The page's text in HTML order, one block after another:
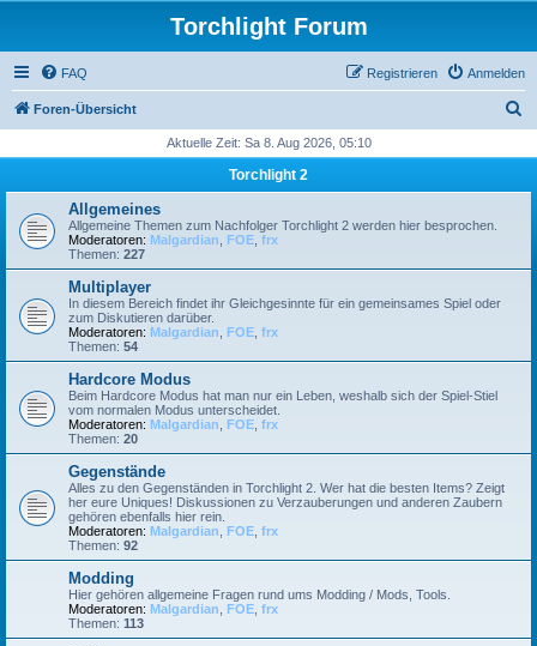
Torchlight Forum
FAQ Anmelden
Registrieren
Foren-Übersicht
h
Aktuelle Zeit: Sa 8. Aug 2026, 05:10
Torchlight 2
Allgemeines
Allgemeine Themen zum Nachfolger Torchlight 2 werden hier besprochen.
Moderatoren: Malgardian FOE frx
Themen: 227
Multiplayer
In diesem Bereich findet ihr Gleichgesinnte für ein gemeinsames Spiel oder
zum Diskutieren darüber.
Moderatoren: Malgardian FOE frx
Themen: 54
Hardcore Modus
Beim Hardcore Modus hat man nur ein Leben, weshalb sich der Spiel-Stiel
vom normalen Modus unterscheidet.
Moderatoren: Malgardian FOE frx
Themen: 20
Gegenstände
Alles zu den Gegenständen in Torchlight 2. Wer hat die besten Items? Zeigt
her eure Uniques! Diskussionen zu Verzauberungen und anderen Zaubern
gehören ebenfalls hier rein.
Moderatoren: Malgardian FOE frx
Themen: 92
Modding
Hier gehören allgemeine Fragen rund ums Modding / Mods, Tools.
Moderatoren: Malgardian FOE frx
Themen: 113